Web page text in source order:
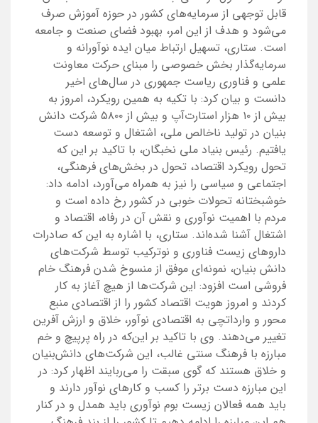
قابل توجهی از سرمایه‌های کشور در حوزه آموزش صرف
می‌شود و هدف از این امر، بهبود فضای صنعت و جامعه
است. ستاری، تسهیل ارتباط میان ایده نوآورانه و
سرمایه‌گذار بخش خصوصی را مبنای حرکت معاونت
علمی و فناوری ریاست جمهوری در سال‌های اخیر
دانست و بیان کرد: با تکیه به همین رویکرد، امروز به
بیش از ۱۰ هزار استارت‌آپ و بیش از ۵۸۰۰ شرکت دانش
بنیان در تولید ناخالص ملی، اشتغال و توسعه دست
یافتیم. رئیس بنیاد ملی نخبگان، با تاکید بر این که
تحول رویکرد اقتصاد، تحول در بخش‌های فرهنگی،
اجتماعی و سیاسی را نیز به همراه می‌آورد، ادامه داد:
خوشبختانه تحولات خوبی در کشور رخ داده است و
مردم با اهمیت نوآوری و نقش آن در رفاه، اقتصاد و
اشتغال آشنا شده‌اند. ستاری، با اشاره به این که صادرات
داروهای زیست فناوری و نوترکیب توسط شرکت‌های
دانش بنیان، نمونه‌ای موفق از منسوخ شدن فرهنگ خام
فروشی است افزود: این شرکت‌ها از هیچ آغاز به کار
کردند و امروز هویت اقتصاد کشور را از اقتصادی منبع
محور و وارداتچی به اقتصادی نوآور، خلاق و ارزش آفرین
تغییر می‌دهند. وی با تاکید بر این‌که در راه پرپیچ و خم
مبارزه با فرهنگ سنتی غالب، این شرکت‌های دانش‌بنیان
و خلاق هستند که گوی سبقت را می‌ربایند اظهار کرد: در
این مبارزه دست برتر را کسب و کارهای نوآور دارند و
باید همه فعالان زیست بوم نوآوری باید همدل و در کنار